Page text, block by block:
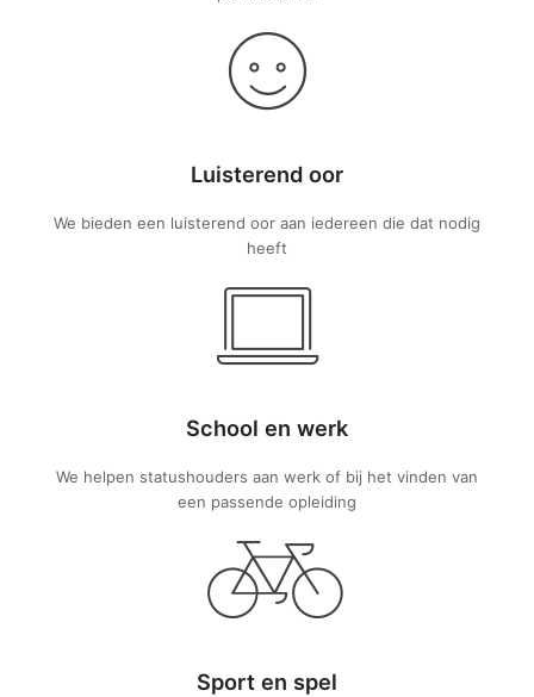
Luisterend oor
We bieden een luisterend oor aan iedereen die dat nodig
heeft
School en werk
We helpen statushouders aan werk of bij het vinden van
een passende opleiding
Sport en spel